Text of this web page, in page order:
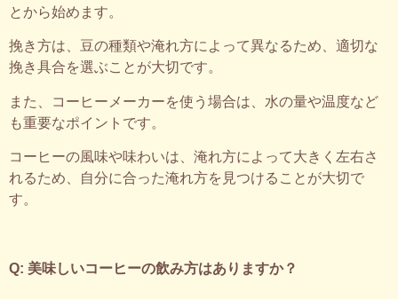
とから始めます。
挽き方は、豆の種類や淹れ方によって異なるため、適切な
挽き具合を選ぶことが大切です。
また、コーヒーメーカーを使う場合は、水の量や温度など
も重要なポイントです。
コーヒーの風味や味わいは、淹れ方によって大きく左右さ
れるため、自分に合った淹れ方を見つけることが大切で
す。
Q: 美味しいコーヒーの飲み方はありますか？